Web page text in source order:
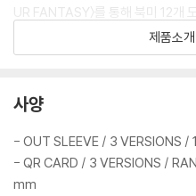
UR FANTASY〉를 통해 북미 12개
고, 이어 2026년에는 아시아와 호
의 세계로 이끌었다. 열렬한 지지
파워와 흥행 화력을 다시 한번 입증
연이은 빌보드 차트 인과 대규모 월
향력을 보여준 ATEEZ(에이티즈)
항해를 계속해서 이어갈 예정이다.
제품소
사양
- OUT SLEEVE / 3 VERSIONS
- QR CARD / 3 VERSIONS /
mm